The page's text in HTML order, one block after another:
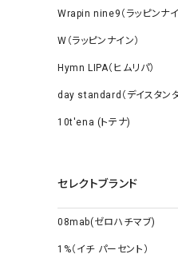
Wrapin nine9（ラッピンナイ
W（ラッピンナイン）
Hymn LIPA（ヒムリパ）
day standard（デイスタンダ
10t'ena (トテナ)
セレクトブランド
08mab(ゼロハチマブ)
1%（イチ パーセント）